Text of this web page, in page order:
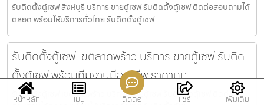
รับติดตั้งตู้เซฟ สิงห์บุรี บริการ ขายตู้เซฟ รับติดตั้งตู้เซฟ ติดต่อสอบถามได้
ตลอด พร้อมให้บริการทั่วไทย รับติดตั้งตู้เซฟ
รับติดตั้งตู้เซฟ เขตลาดพร้าว บริการ ขายตู้เซฟ รับติด
ตั้งตู้เซฟ พร้อมทีมงานมืออาชีพ ราคาถูก
รับติดตั้งตู้เซฟ เขตลาดพร้าว บริการ ขายตู้เซฟ รับติดตั้งตู้เซฟ ติดต่อ
หน้าหลัก เมนู ติดต่อ แชร์ เพิ่มเติม